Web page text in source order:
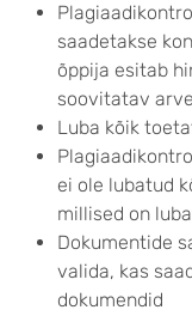
saadetakse
õppija esitab
soovitatav
Luba kõik
ei ole lubatud
millised on
Dokumentide
valida, kas
dokumendid